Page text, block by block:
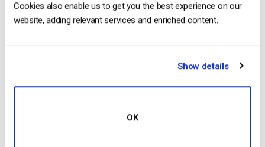
Cookies also enable us to get you the best experience on our
website, adding relevant services and enriched content.
Show details
OK
SVOD. Si les utilisateurs ne veulent accéder qu’à un film ou à
un spectacle ici et là, ils peuvent toujours devenir des clients
de contenu, et donc d’attirer des productions plus récentes et